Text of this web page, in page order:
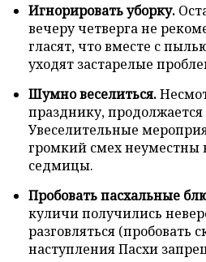
Игнорировать уборку.
вечеру четверга не
гласят, что вместе с
уходят застарелые
Шумно веселиться.
празднику, продолжается
Увеселительные
громкий смех неуместны
седмицы.
Пробовать пасхальные
куличи получились
разговляться
наступления Пасхи